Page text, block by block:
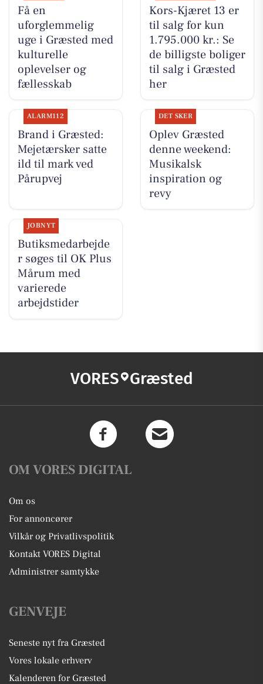
Få en
uforglemmelig
uge i Græsted med
kulturelle
oplevelser og
fællesskab
Kors-Kjæret 13 er
til salg for kun
1.795.000 kr.: Se
de billigste boliger
til salg i Græsted
her
ALARM112
Brand i Græsted:
Mejetærsker satte
ild til mark ved
Pårupvej
DET SKER
Oplev Græsted
denne weekend:
Musikalsk
inspiration og
revy
JOBNYT
Butiksmedarbejde
r søges til OK Plus
Mårum med
varierede
arbejdstider
VORES Græsted
OM VORES DIGITAL
Om os
For annoncører
Vilkår og Privatlivspolitik
Kontakt VORES Digital
Administrer samtykke
GENVEJE
Seneste nyt fra Græsted
Vores lokale erhverv
Kalenderen for Græsted